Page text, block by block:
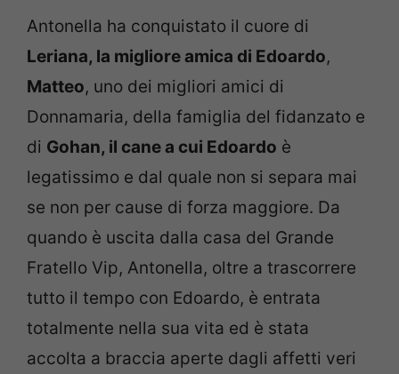
Antonella ha conquistato il cuore di
Leriana, la migliore amica di Edoardo,
Matteo, uno dei migliori amici di
Donnamaria, della famiglia del fidanzato e
di Gohan, il cane a cui Edoardo è
legatissimo e dal quale non si separa mai
se non per cause di forza maggiore. Da
quando è uscita dalla casa del Grande
Fratello Vip, Antonella, oltre a trascorrere
tutto il tempo con Edoardo, è entrata
totalmente nella sua vita ed è stata
accolta a braccia aperte dagli affetti veri